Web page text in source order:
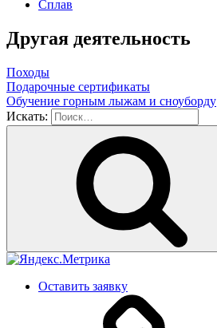
Сплав
Другая деятельность
Походы
Подарочные сертификаты
Обучение горным лыжам и сноуборду
Искать:
Оставить заявку